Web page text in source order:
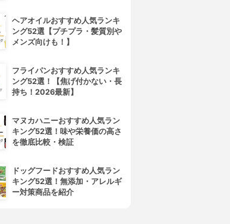
ヘアオイルおすすめ人気ランキ
ング52選【プチプラ・髪質別や
メンズ向けも！】
フライパンおすすめ人気ランキ
ング52選！【焦げ付かない・長
持ち！2026最新】
マヌカハニーおすすめ人気ラン
キング52選！味や栄養価の高さ
を徹底比較・検証
ドッグフードおすすめ人気ラン
キング52選！無添加・アレルギ
ー対策商品を紹介